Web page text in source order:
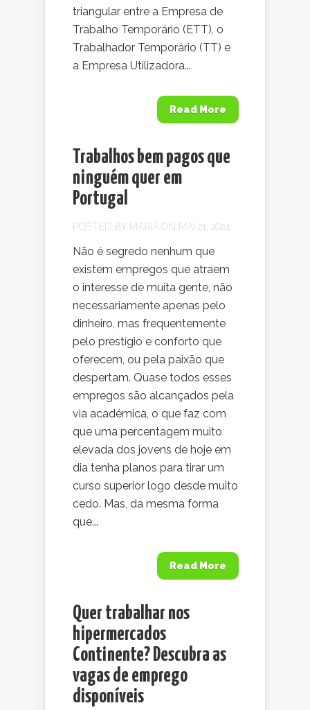
triangular entre a Empresa de
Trabalho Temporário (ETT), o
Trabalhador Temporário (TT) e
a Empresa Utilizadora...
Read More
Trabalhos bem pagos que
ninguém quer em
Portugal
POSTED BY MARIA ON MAI 21, 2024
Não é segredo nenhum que
existem empregos que atraem
o interesse de muita gente, não
necessariamente apenas pelo
dinheiro, mas frequentemente
pelo prestígio e conforto que
oferecem, ou pela paixão que
despertam. Quase todos esses
empregos são alcançados pela
via académica, o que faz com
que uma percentagem muito
elevada dos jovens de hoje em
dia tenha planos para tirar um
curso superior logo desde muito
cedo. Mas, da mesma forma
que...
Read More
Quer trabalhar nos
hipermercados
Continente? Descubra as
vagas de emprego
disponíveis